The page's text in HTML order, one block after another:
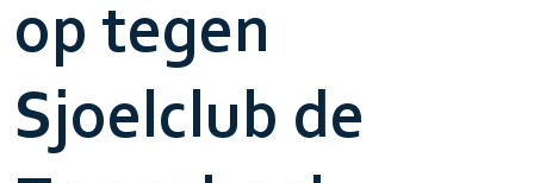
op tegen
Sjoelclub de